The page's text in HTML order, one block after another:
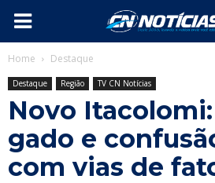
Home Destaque
Destaque Região TV CN Notícias
Novo
gado e
com vias de